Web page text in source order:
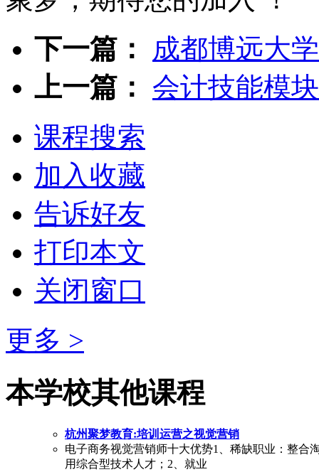
下一篇：
成都博远大
上一篇：
会计技能模
课程搜索
加入收藏
告诉好友
打印本文
关闭窗口
更多 >
本学校其他课程
杭州聚梦教育:培训运营之视觉营销
电子商务视觉营销师十大优势1、稀缺职业：整合
用综合型技术人才；2、就业